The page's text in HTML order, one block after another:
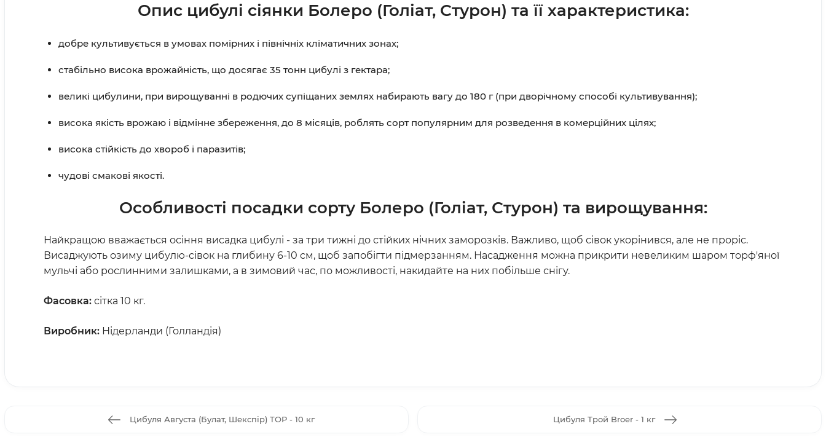
Опис цибулі сіянки Болеро (Голіат, Стурон) та її характеристика:
добре культивується в умовах помірних і північніх кліматичних зонах;
стабільно висока врожайність, що досягає 35 тонн цибулі з гектара;
великі цибулини, при вирощуванні в родючих супіщаних землях набирають вагу до 180 г (при дворічному способі культивування);
висока якість врожаю і відмінне збереження, до 8 місяців, роблять сорт популярним для розведення в комерційних цілях;
висока стійкість до хвороб і паразитів;
чудові смакові якості.
Особливості посадки сорту Болеро (Голіат, Стурон) та вирощування:
Найкращою вважається осіння висадка цибулі - за три тижні до стійких нічних заморозків. Важливо, щоб сівок укорінився, але не проріс.
Висаджують озиму цибулю-сівок на глибину 6-10 см, щоб запобігти підмерзанням. Насадження можна прикрити невеликим шаром торф'яної
мульчі або рослинними залишками, а в зимовий час, по можливості, накидайте на них побільше снігу.
Фасовка: сітка 10 кг.
Виробник: Нідерланди (Голландія)
Цибуля Августа (Булат, Шекспір) TOP - 10 кг Цибуля Трой Broer - 1 кг